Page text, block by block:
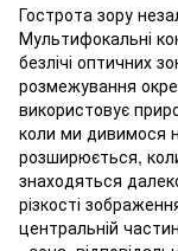
Гострота зору
Мультифокальні
безлічі оптичних
розмежування
використовує
коли ми дивимося
розширюється,
знаходяться
різкості
центральній